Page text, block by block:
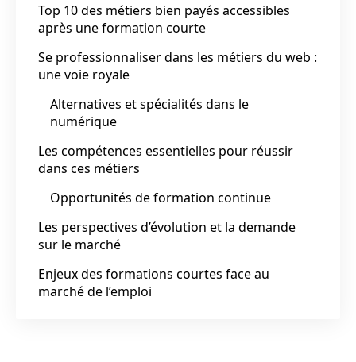
Top 10 des métiers bien payés accessibles
après une formation courte
Se professionnaliser dans les métiers du web :
une voie royale
Alternatives et spécialités dans le
numérique
Les compétences essentielles pour réussir
dans ces métiers
Opportunités de formation continue
Les perspectives d’évolution et la demande
sur le marché
Enjeux des formations courtes face au
marché de l’emploi